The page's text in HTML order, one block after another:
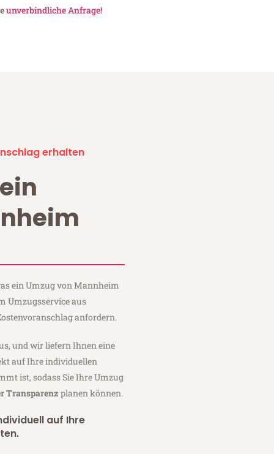
unverbindliche Anfrage!
erhalten
ein Umzug von Mannheim
Umzugsservice aus
anfordern.
und wir liefern Ihnen eine
auf Ihre individuellen
ist, sodass Sie Ihre Umzug
Transparenz planen können.
auf Ihre